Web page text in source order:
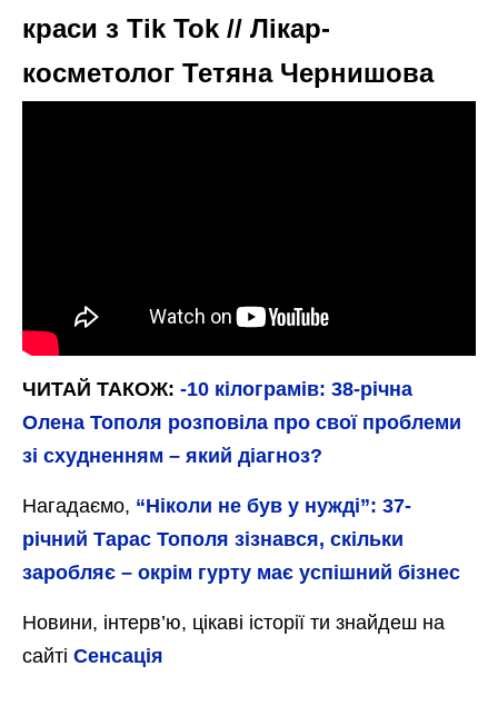
краси з Tik Tok // Лікар-
косметолог Тетяна Чернишова
ЧИТАЙ ТАКОЖ: -10 кілограмів: 38-річна
Олена Тополя розповіла про свої проблеми
зі схудненням – який діагноз?
Нагадаємо, “Ніколи не був у нужді”: 37-
річний Тарас Тополя зізнався, скільки
заробляє – окрім гурту має успішний бізнес
Новини, інтерв’ю, цікаві історії ти знайдеш на
сайті Сенсація